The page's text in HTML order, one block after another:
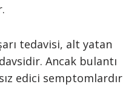
tedavisi, alt yatan
Ancak bulantı
edici semptomlardır